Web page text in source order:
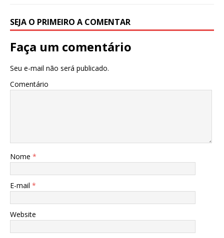
SEJA O PRIMEIRO A COMENTAR
Faça um comentário
Seu e-mail não será publicado.
Comentário
Nome *
E-mail *
Website